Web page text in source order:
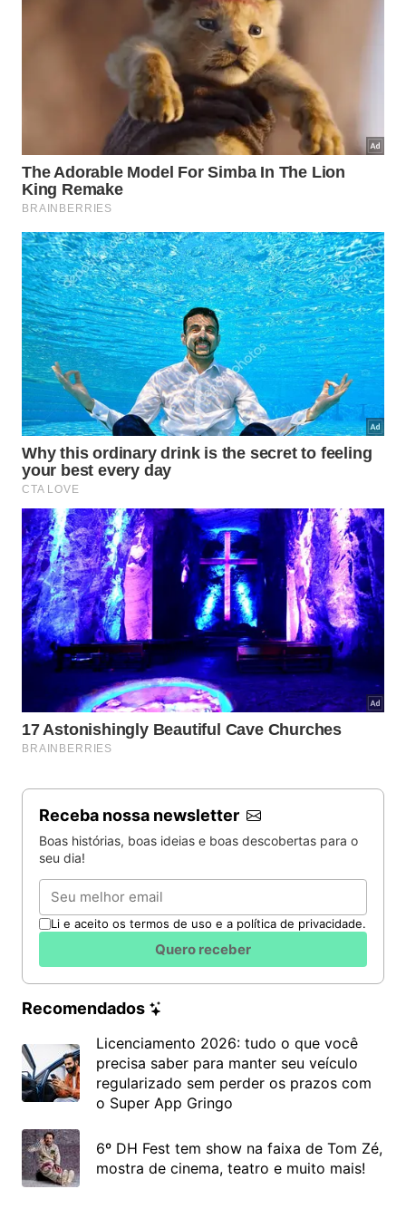
Receba nossa newsletter
Boas histórias, boas ideias e boas descobertas para o
seu dia!
Email
Li e aceito os termos de uso e a política de privacidade.
Quero receber
Recomendados
Licenciamento 2026: tudo o que você
precisa saber para manter seu veículo
regularizado sem perder os prazos com
o Super App Gringo
6º DH Fest tem show na faixa de Tom Zé,
mostra de cinema, teatro e muito mais!